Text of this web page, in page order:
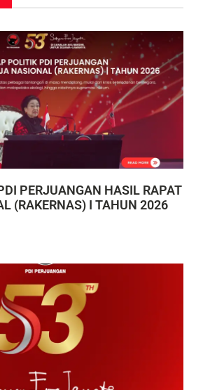
PERJUANGAN HASIL RAPAT
(RAKERNAS) I TAHUN 2026